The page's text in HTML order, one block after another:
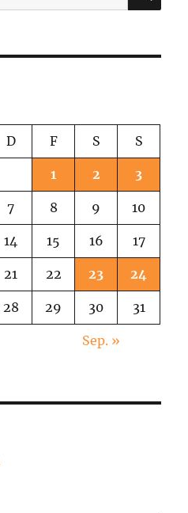
D F S S
1 2 3
7 8 9 10
14 15 16 17
21 22 23 24
28 29 30 31
Sep. »